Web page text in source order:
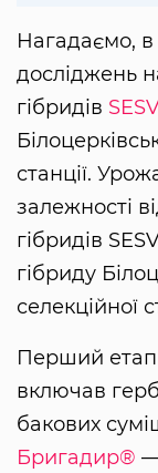
Нагадаємо, в
досліджень
гібридів
станції.
залежності
гібридів
гібриду
селекційної
Перший етап
включав
бакових
Бригадир®